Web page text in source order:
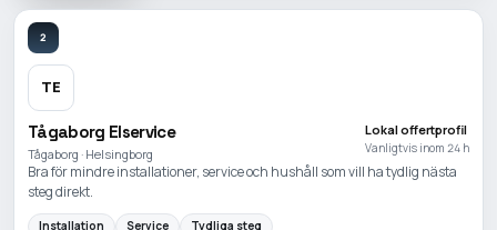
2
TE
Tågaborg Elservice
Tågaborg · Helsingborg
Lokal offertprofil
Vanligtvis inom 24 h
Bra för mindre installationer, service och hushåll som vill ha tydlig nästa
steg direkt.
Installation Service Tydliga steg